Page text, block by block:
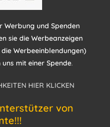
Werbung und Spenden
sie die Werbeanzeigen
Werbeeinblendungen)
mit einer Spende.
HIER KLICKEN
von